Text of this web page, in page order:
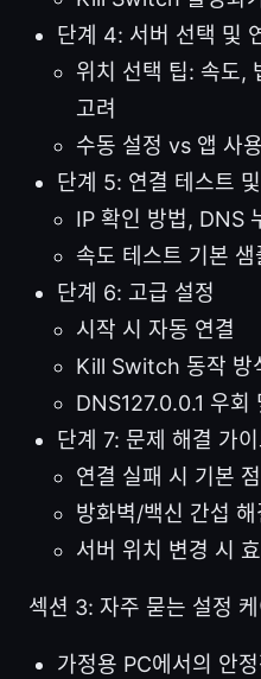
단계 4: 서버 선택 및
위치 선택 팁: 속도,
고려
수동 설정 vs 앱 사
단계 5: 연결 테스트
IP 확인 방법, DNS
속도 테스트 기본
단계 6: 고급 설정
시작 시 자동 연결
Kill Switch 동작 방
DNS127.0.0.1 우회
단계 7: 문제 해결 가
연결 실패 시 기본
방화벽/백신 간섭 해
서버 위치 변경 시
섹션 3: 자주 묻는 설정
가정용 PC에서의 안